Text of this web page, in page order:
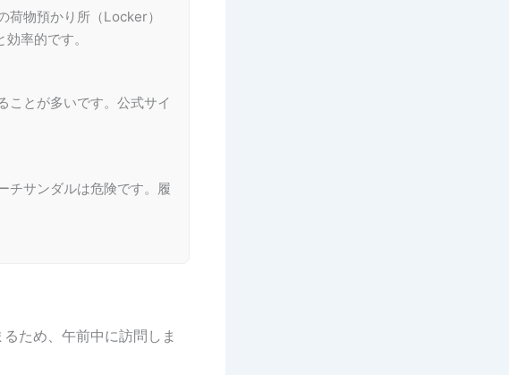
荷物預かり所（Locker）
率的です。
ことが多いです。公式サイ
チサンダルは危険です。履
ため、午前中に訪問しま